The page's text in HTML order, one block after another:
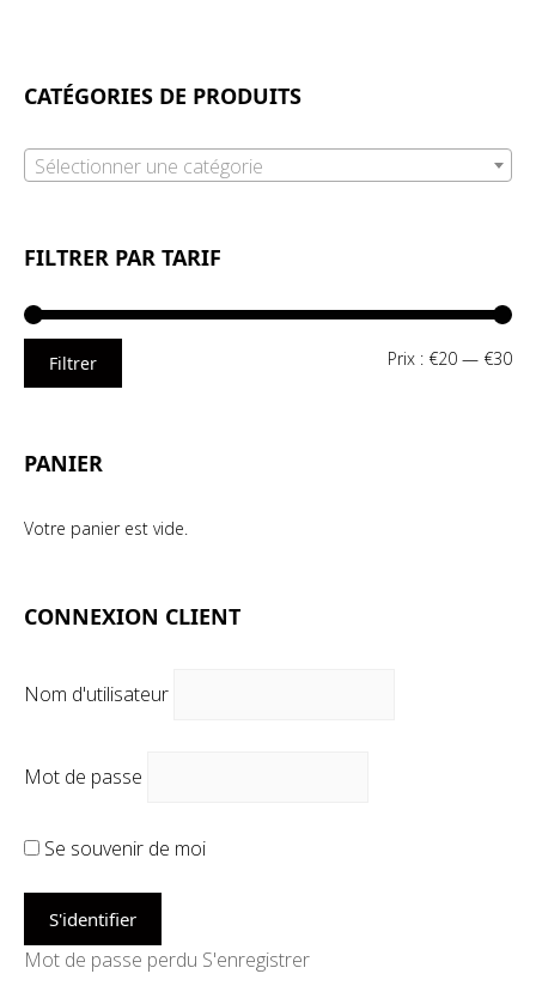
CATÉGORIES DE PRODUITS
Sélectionner une catégorie
FILTRER PAR TARIF
Filtrer Prix : €20 — €30
PANIER
Votre panier est vide.
CONNEXION CLIENT
Nom d'utilisateur
Mot de passe
Se souvenir de moi
Mot de passe perdu S'enregistrer